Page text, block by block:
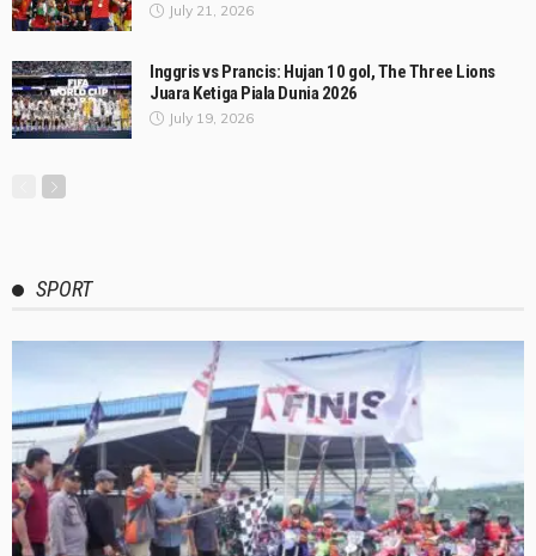
July 21, 2026
Inggris vs Prancis: Hujan 10 gol, The Three Lions
Juara Ketiga Piala Dunia 2026
July 19, 2026
SPORT